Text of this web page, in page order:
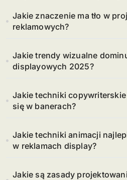
Jakie znaczenie ma tło w
reklamowych?
Jakie trendy wizualne
displayowych 2025?
Jakie techniki
się w banerach?
Jakie techniki animacji
w reklamach display?
Jakie są zasady